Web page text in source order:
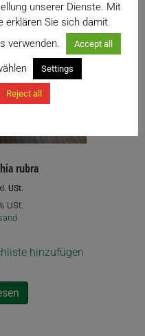
rubra
USt.
USt.
hinzufügen
unserer Dienste. Mit
erklären Sie sich damit
verwenden.
Accept all
Settings
Reject all